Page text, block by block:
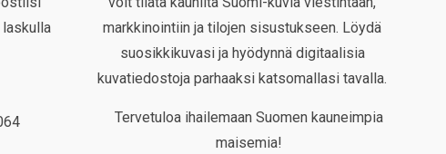
laskulla
markkinointiin ja tilojen sisustukseen. Löydä
suosikkikuvasi ja hyödynnä digitaalisia
kuvatiedostoja parhaaksi katsomallasi tavalla.
Tervetuloa ihailemaan Suomen kauneimpia
maisemia!